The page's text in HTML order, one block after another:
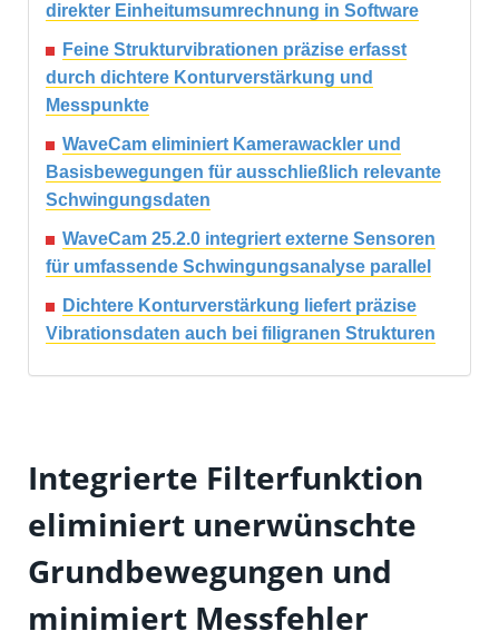
direkter Einheitumsumrechnung in Software
Feine Strukturvibrationen präzise erfasst
durch dichtere Konturverstärkung und
Messpunkte
WaveCam eliminiert Kamerawackler und
Basisbewegungen für ausschließlich relevante
Schwingungsdaten
WaveCam 25.2.0 integriert externe Sensoren
für umfassende Schwingungsanalyse parallel
Dichtere Konturverstärkung liefert präzise
Vibrationsdaten auch bei filigranen Strukturen
Integrierte Filterfunktion
eliminiert unerwünschte
Grundbewegungen und
minimiert Messfehler